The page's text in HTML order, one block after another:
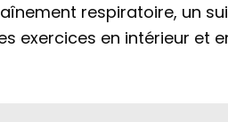
respiratoire, un
exercices en intérieur et